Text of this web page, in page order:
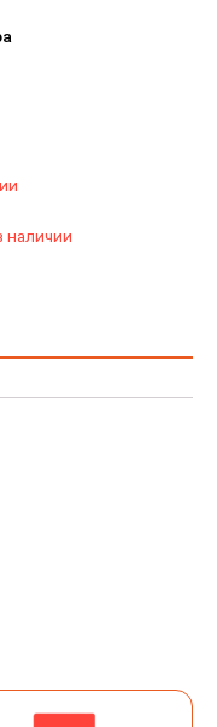
наличии